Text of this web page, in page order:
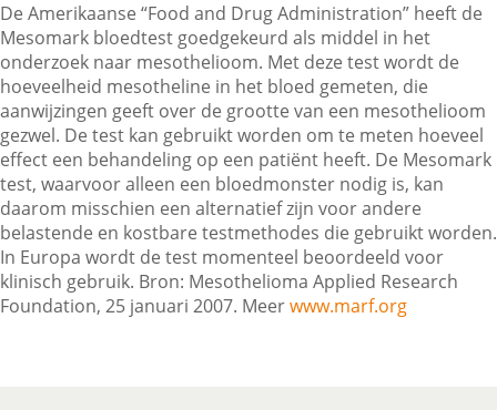
Veelgestelde vragen
Contactgegevens
Zoeken
De Amerikaanse “Food and Drug Administration” heeft de
Mesomark bloedtest goedgekeurd als middel in het
onderzoek naar mesothelioom. Met deze test wordt de
hoeveelheid mesotheline in het bloed gemeten, die
aanwijzingen geeft over de grootte van een mesothelioom
gezwel. De test kan gebruikt worden om te meten hoeveel
effect een behandeling op een patiënt heeft. De Mesomark
test, waarvoor alleen een bloedmonster nodig is, kan
daarom misschien een alternatief zijn voor andere
belastende en kostbare testmethodes die gebruikt worden.
In Europa wordt de test momenteel beoordeeld voor
klinisch gebruik. Bron: Mesothelioma Applied Research
Foundation, 25 januari 2007. Meerwww.marf.org